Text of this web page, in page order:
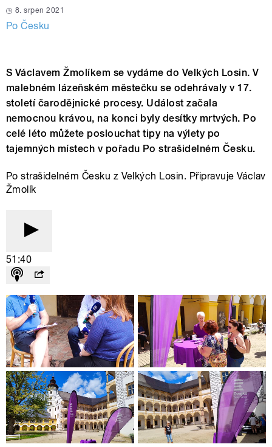
8. srpen 2021
Po Česku
S Václavem Žmolíkem se vydáme do Velkých Losin. V
malebném lázeňském městečku se odehrávaly v 17.
století čarodějnické procesy. Událost začala
nemocnou krávou, na konci byly desítky mrtvých. Po
celé léto můžete poslouchat tipy na výlety po
tajemných místech v pořadu Po strašidelném Česku.
Po strašidelném Česku z Velkých Losin. Připravuje Václav
Žmolík
51:40